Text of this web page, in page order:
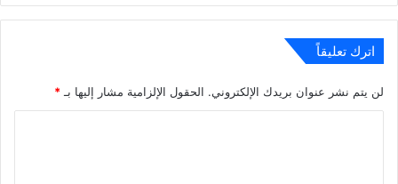
اترك تعليقاً
لن يتم نشر عنوان بريدك الإلكتروني. الحقول الإلزامية مشار إليها بـ *